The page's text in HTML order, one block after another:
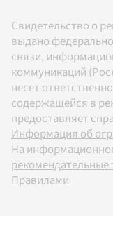
Свидетельство о
выдано
связи,
коммуникаций
несет
содержащейся в
предоставляет
Информация об
На
рекомендательные
Правилами